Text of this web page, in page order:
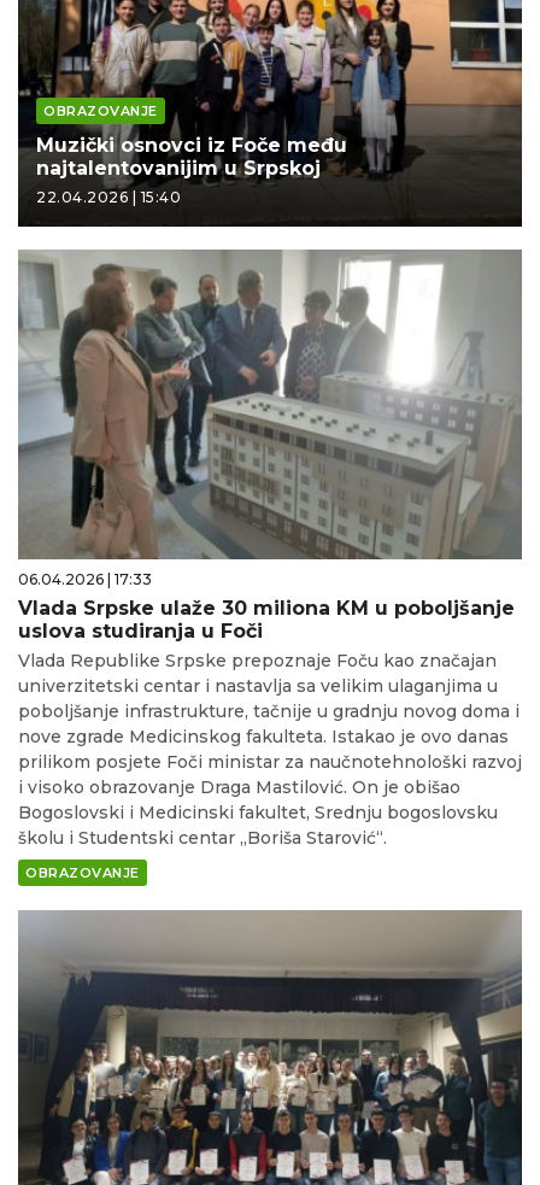
OBRAZOVANJE
Muzički osnovci iz Foče među
najtalentovanijim u Srpskoj
22.04.2026 | 15:40
06.04.2026 | 17:33
Vlada Srpske ulaže 30 miliona KM u poboljšanje
uslova studiranja u Foči
Vlada Republike Srpske prepoznaje Foču kao značajan
univerzitetski centar i nastavlja sa velikim ulaganjima u
poboljšanje infrastrukture, tačnije u gradnju novog doma i
nove zgrade Medicinskog fakulteta. Istakao je ovo danas
prilikom posjete Foči ministar za naučnotehnološki razvoj
i visoko obrazovanje Draga Mastilović. On je obišao
Bogoslovski i Medicinski fakultet, Srednju bogoslovsku
školu i Studentski centar „Boriša Starović“.
OBRAZOVANJE